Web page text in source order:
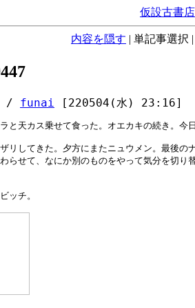
仮設古書店
内容を隠す | 単記事選択
/ funai [220504(水) 23:16]
と天カス乗せて食った。オエカキの続き。今
リしてきた。夕方にまたニュウメン。最後の
らせて、なにか別のものをやって気分を切り
ッチ。